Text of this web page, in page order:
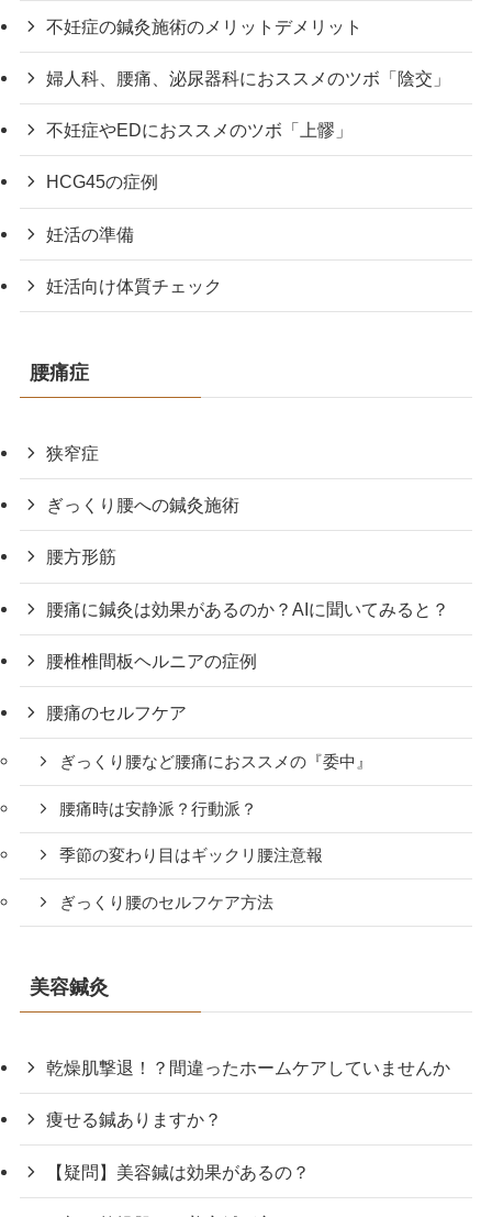
不妊症の鍼灸施術のメリットデメリット
婦人科、腰痛、泌尿器科におススメのツボ「陰交」
不妊症やEDにおススメのツボ「上髎」
HCG45の症例
妊活の準備
妊活向け体質チェック
腰痛症
狭窄症
ぎっくり腰への鍼灸施術
腰方形筋
腰痛に鍼灸は効果があるのか？AIに聞いてみると？
腰椎椎間板ヘルニアの症例
腰痛のセルフケア
ぎっくり腰など腰痛におススメの『委中』
腰痛時は安静派？行動派？
季節の変わり目はギックリ腰注意報
ぎっくり腰のセルフケア方法
美容鍼灸
乾燥肌撃退！？間違ったホームケアしていませんか
痩せる鍼ありますか？
【疑問】美容鍼は効果があるの？